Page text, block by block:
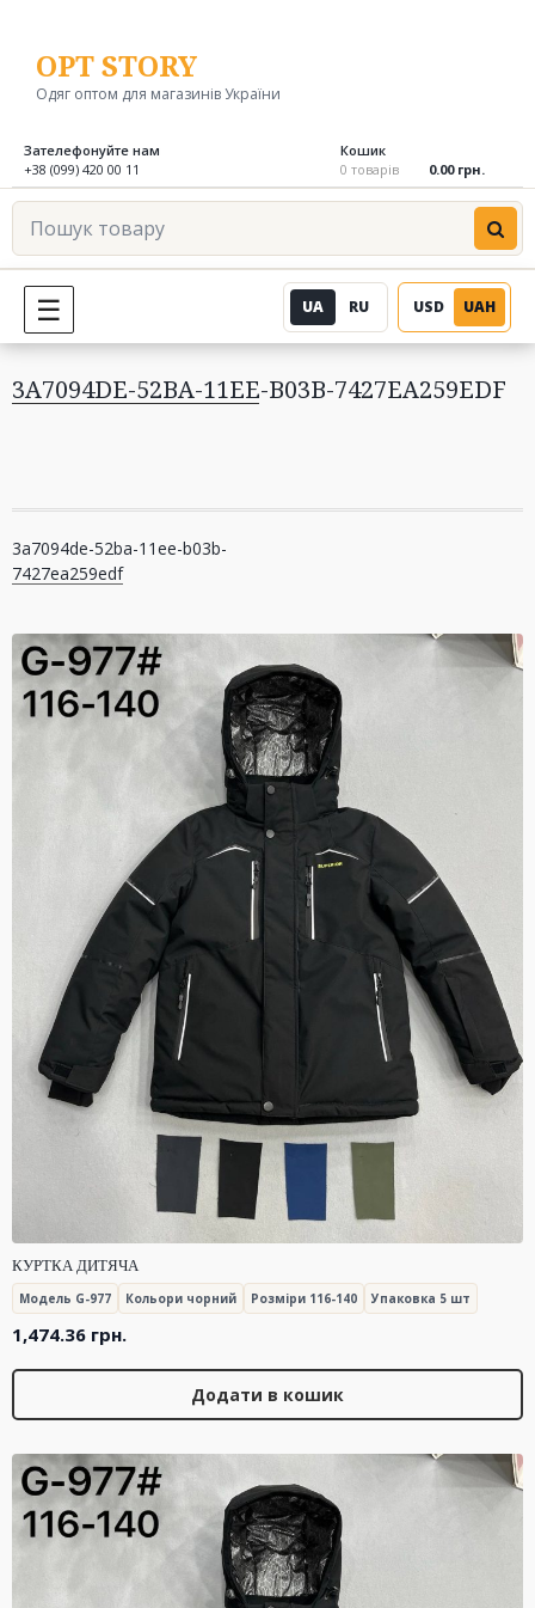
вмістуOPT STORY
Одяг оптом для магазинів України
Зателефонуйте нам
+38 (099) 420 00 11
Кошик
0 товарів
0.00 грн.
Пошук
товару
UA RU USD UAH
3A7094DE-52BA-11EE-B03B-7427EA259EDF
записів
3a7094de-52ba-11ee-b03b-
7427ea259edf
КУРТКА ДИТЯЧА
Модель G-977 Кольори чорний Розміри 116-140 Упаковка 5 шт
1,474.36 грн.
Додати в кошик